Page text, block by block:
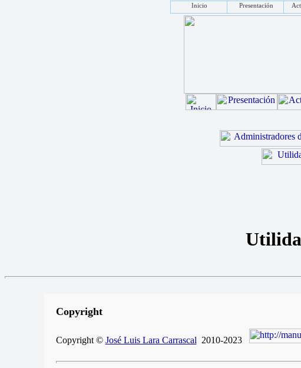
Copyright
Copyright © José Luis Lara Carrascal 2010-2023
Inicio Presentación